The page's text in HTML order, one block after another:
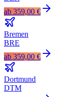
ab 359,00 €
Bremen
BRE
ab 359,00 €
Dortmund
DTM